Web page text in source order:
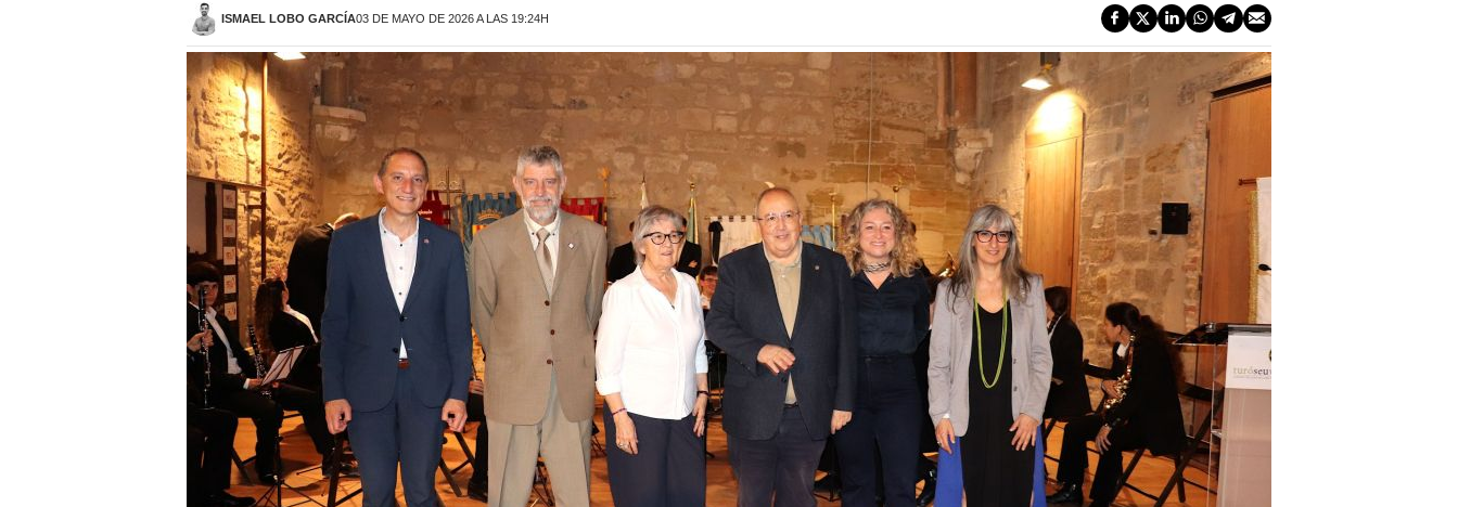
ISMAEL LOBO GARCÍA03 DE MAYO DE 2026 A LAS 19:24H